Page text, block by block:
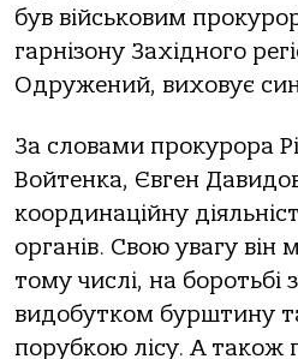
був військовим
гарнізону Західного
Одружений, виховує
За словами прокурора
Войтенка, Євген
координаційну
органів. Свою увагу він
тому числі, на боротьбі
видобутком бурштину
порубкою лісу. А також